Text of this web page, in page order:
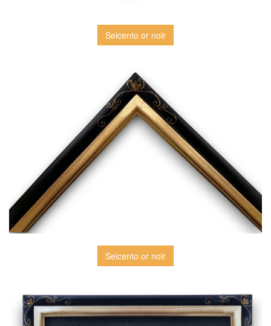
Seicento or noir
Seicento or noir